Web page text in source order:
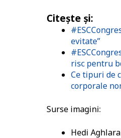
Citește și:
evitate”
risc pentru
Ce tipuri de
corporale
Surse imagini:
Hedi